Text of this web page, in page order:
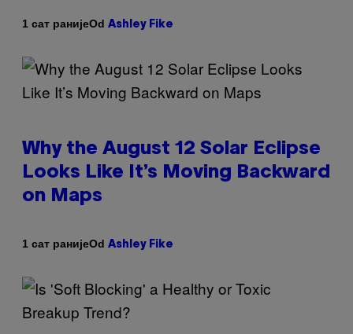
1 сат ранијеOd Ashley Fike
Why the August 12 Solar Eclipse
Looks Like It’s Moving Backward
on Maps
1 сат ранијеOd Ashley Fike